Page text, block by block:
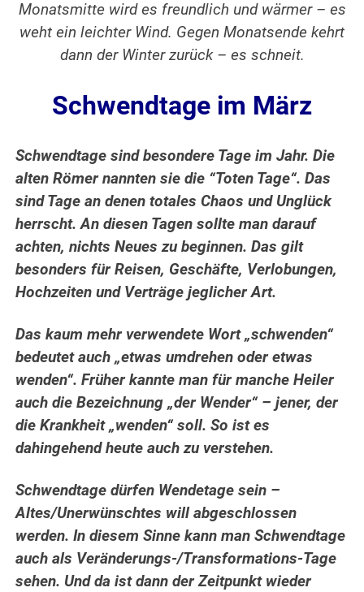
Monatsmitte wird es freundlich und wärmer – es
weht ein leichter Wind. Gegen Monatsende kehrt
dann der Winter zurück – es schneit.
Schwendtage im März
Schwendtage sind besondere Tage im Jahr. Die
alten Römer nannten sie die “Toten Tage“. Das
sind Tage an denen totales Chaos und Unglück
herrscht.An diesen Tagen sollte man darauf
achten, nichts Neues zu beginnen. Das gilt
besonders für Reisen, Geschäfte, Verlobungen,
Hochzeiten und Verträge jeglicher Art.
Das kaum mehr verwendete Wort „schwenden“
bedeutet auch „etwas umdrehen oder etwas
wenden“. Früher kannte man für manche Heiler
auch die Bezeichnung „der Wender“ – jener, der
die Krankheit „wenden“ soll. So ist es
dahingehend heute auch zu verstehen.
Schwendtage dürfen Wendetage sein –
Altes/Unerwünschtes will abgeschlossen
werden. In diesem Sinne kann man Schwendtage
auch als Veränderungs-/Transformations-Tage
sehen. Und da ist dann der Zeitpunkt wieder